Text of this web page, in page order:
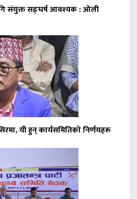
संयुक्त सङ्घर्ष आवश्यक : ओली
यी हुन् कार्यसमितिको निर्णयहरू